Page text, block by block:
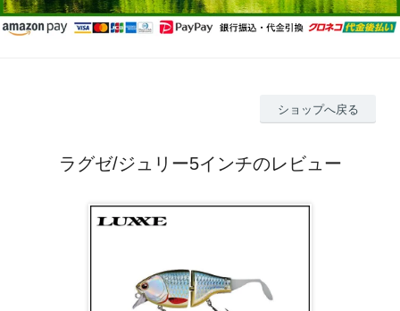
ショップへ戻る
ラグゼ/ジュリー5インチのレビュー